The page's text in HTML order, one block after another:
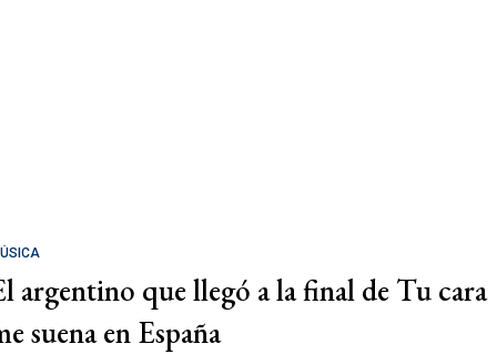
argentino que llegó a la final de Tu cara
suena en España